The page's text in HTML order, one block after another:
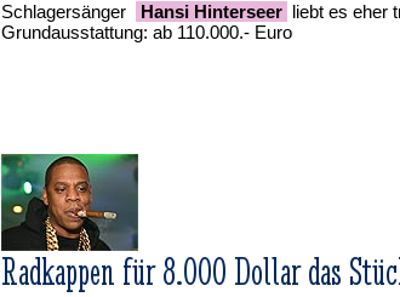
Schlagersänger Hansi Hinterseer liebt es eher
Grundausstattung: ab 110.000.- Euro
Radkappen für 8.000 Dollar das